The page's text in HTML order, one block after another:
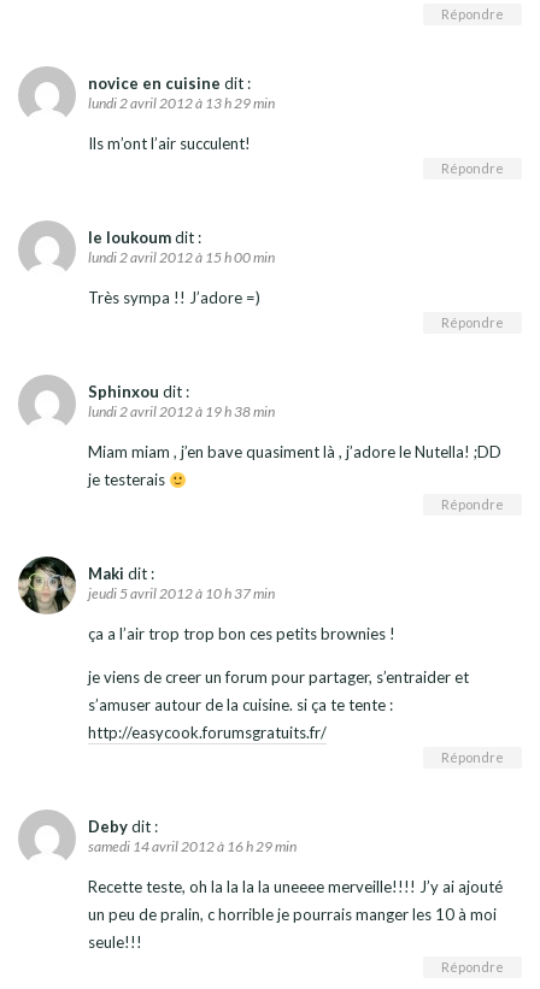
Répondre
novice en cuisine dit :
lundi 2 avril 2012 à 13 h 29 min
Ils m’ont l’air succulent!
Répondre
le loukoumdit :
lundi 2 avril 2012 à 15 h 00 min
Très sympa !! J’adore =)
Répondre
Sphinxou dit :
lundi 2 avril 2012 à 19 h 38 min
Miam miam , j’en bave quasiment là , j’adore le Nutella! ;DD
je testerais
Répondre
Maki dit :
jeudi 5 avril 2012 à 10 h 37 min
ça a l’air trop trop bon ces petits brownies !
je viens de creer un forum pour partager, s’entraider et
s’amuser autour de la cuisine. si ça te tente :
http://easycook.forumsgratuits.fr/
Répondre
Debydit :
samedi 14 avril 2012 à 16 h 29 min
Recette teste, oh la la la la uneeee merveille!!!! J’y ai ajouté
un peu de pralin, c horrible je pourrais manger les 10 à moi
seule!!!
Répondre